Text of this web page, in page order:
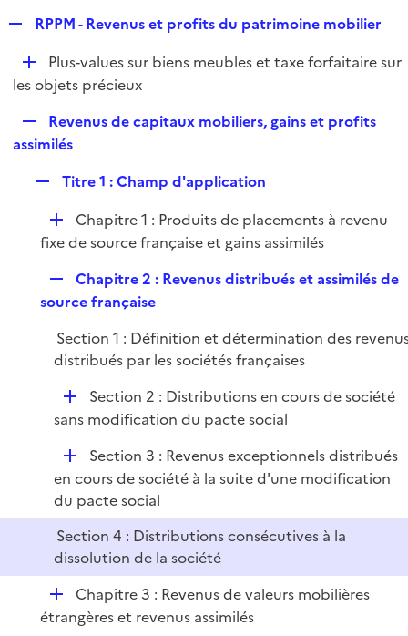
p
l
r
RPPM - Revenus et profits du patrimoine mobilier
D
é
i
Plus-values sur biens meubles et taxe forfaitaire sur
les objets précieux
e
l
r
Revenus de capitaux mobiliers, gains et profits
assimilés
p
l
r
Titre 1 : Champ d'application
D
é
i
r
Chapitre 1 : Produits de placements à revenu
fixe de source française et gains assimilés
e
l
i
e
r
Chapitre 2 : Revenus distribués et assimilés de
source française
Section 1 : Définition et détermination des
distribués par les sociétés françaises
D
é
i
e
r
Section 2 : Distributions en cours de société
sans modification du pacte social
D
é
p
l
i
e
r
Section 3 : Revenus exceptionnels distribués
en cours de société à la suite d'une modification
du pacte social
Section 4 : Distributions consécutives à la
dissolution de la société
D
é
Chapitre 3 : Revenus de valeurs mobilières
étrangères et revenus assimilés